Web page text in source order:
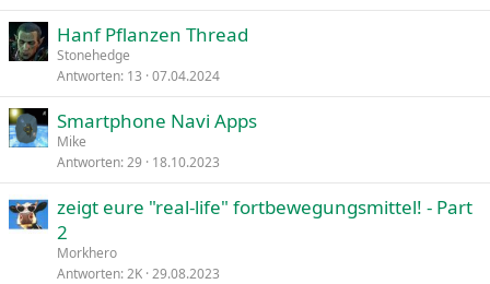
Hanf Pflanzen Thread
Stonehedge
Antworten 13 07.04.2024
Smartphone Navi Apps
Mike
Antworten 29 18.10.2023
zeigt eure "real-life" fortbewegungsmittel! - Part
2
Morkhero
Antworten 2K 29.08.2023